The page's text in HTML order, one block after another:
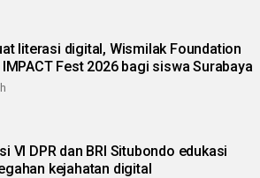
literasi digital, Wismilak Foundation
Fest 2026 bagi siswa Surabaya
VI DPR dan BRI Situbondo edukasi
kejahatan digital